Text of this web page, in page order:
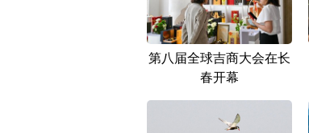
第八届全球吉商大会在长
春开幕